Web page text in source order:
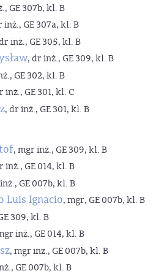
GE 307b, kl. B
inż., GE 307a, kl. B
inż., GE 305, kl. B
, dr inż., GE 309, kl. B
GE 302, kl. B
inż., GE 301, kl. C
, dr inż., GE 301, kl. B
, mgr inż., GE 309, kl. B
inż., GE 014, kl. B
GE 007b, kl. B
Luis Ignacio, mgr, GE 007b, kl. B
309, kl. B
inż., GE 014, kl. B
, mgr inż., GE 007b, kl. B
GE 007b, kl. B